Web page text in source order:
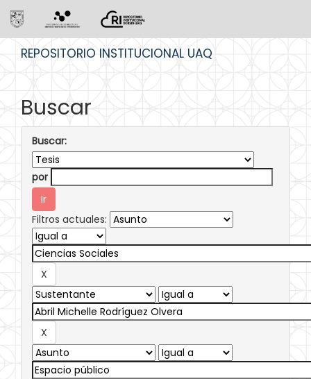
REPOSITORIO INSTITUCIONAL UAQ
Buscar
Buscar:
por
Filtros actuales: